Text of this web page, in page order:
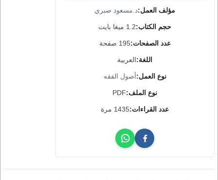
مؤلف العمل:د.مسعود صبري
حجم الكتاب:1.2 ميغا بايت
عدد الصفحات:195 صفحة
اللغة:العربية
نوع العمل:أصول الفقه
نوع الملف:PDF
عدد القراءات:1435 مرة